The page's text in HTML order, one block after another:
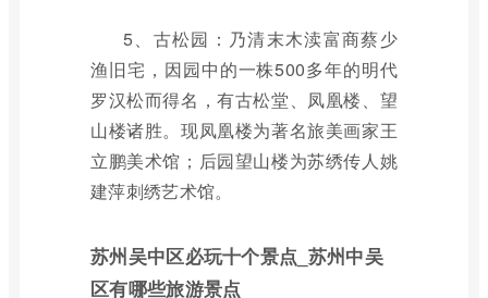
5、古松园：乃清末木渎富商蔡少
渔旧宅，因园中的一株500多年的明代
罗汉松而得名，有古松堂、凤凰楼、望
山楼诸胜。现凤凰楼为著名旅美画家王
立鹏美术馆；后园望山楼为苏绣传人姚
建萍刺绣艺术馆。
苏州吴中区必玩十个景点_苏州中吴
区有哪些旅游景点